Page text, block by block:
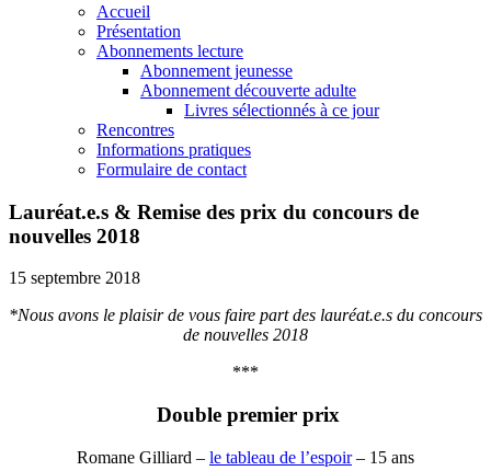
Accueil
Présentation
Abonnements lecture
Abonnement jeunesse
Abonnement découverte adulte
Livres sélectionnés à ce jour
Rencontres
Informations pratiques
Formulaire de contact
Lauréat.e.s & Remise des prix du concours de
nouvelles 2018
15 septembre 2018
*Nous avons le plaisir de vous faire part des lauréat.e.s du concours
de nouvelles 2018
***
Double premier prix
Romane Gilliard – le tableau de l’espoir– 15 ans